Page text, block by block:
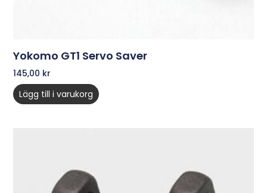
Yokomo GT1 Servo Saver
145,00 kr
Lägg till i varukorg